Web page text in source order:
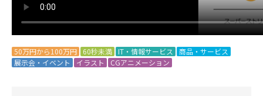
50万円から100万円 60秒未満 IT・情報サービス
商品・サービス
展示会・イベント
イラスト CGアニメーション